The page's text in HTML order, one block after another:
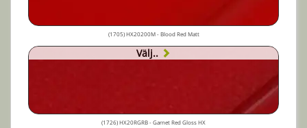
(1705) HX20200M - Blood Red Matt
Välj..
(1726) HX20RGRB - Garnet Red Gloss HX